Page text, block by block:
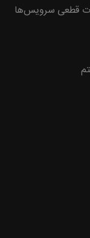
قطعی سرویس‌ها